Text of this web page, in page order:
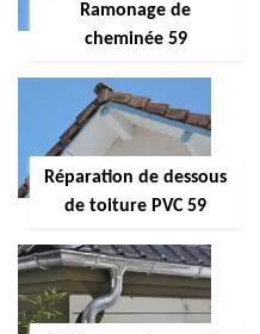
Ramonage de
cheminée 59
Réparation de dessous
de toiture PVC 59